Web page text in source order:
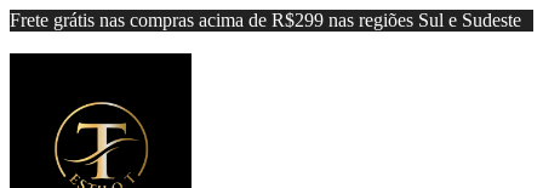
Frete grátis nas compras acima de R$299 nas regiões Sul e Sudeste